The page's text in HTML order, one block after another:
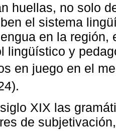
huellas, no solo
el sistema
en la región,
lingüístico y
en juego en el
XIX las
de